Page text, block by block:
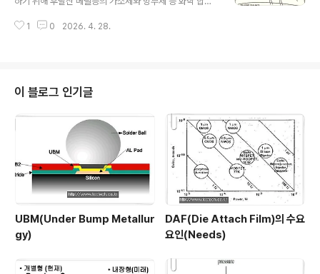
h.co.kr
1 0 2026. 4. 28.
이 블로그 인기글
UBM(Under Bump Metallur
gy)
DAF(Die Attach Film)의 수요
요인(Needs)